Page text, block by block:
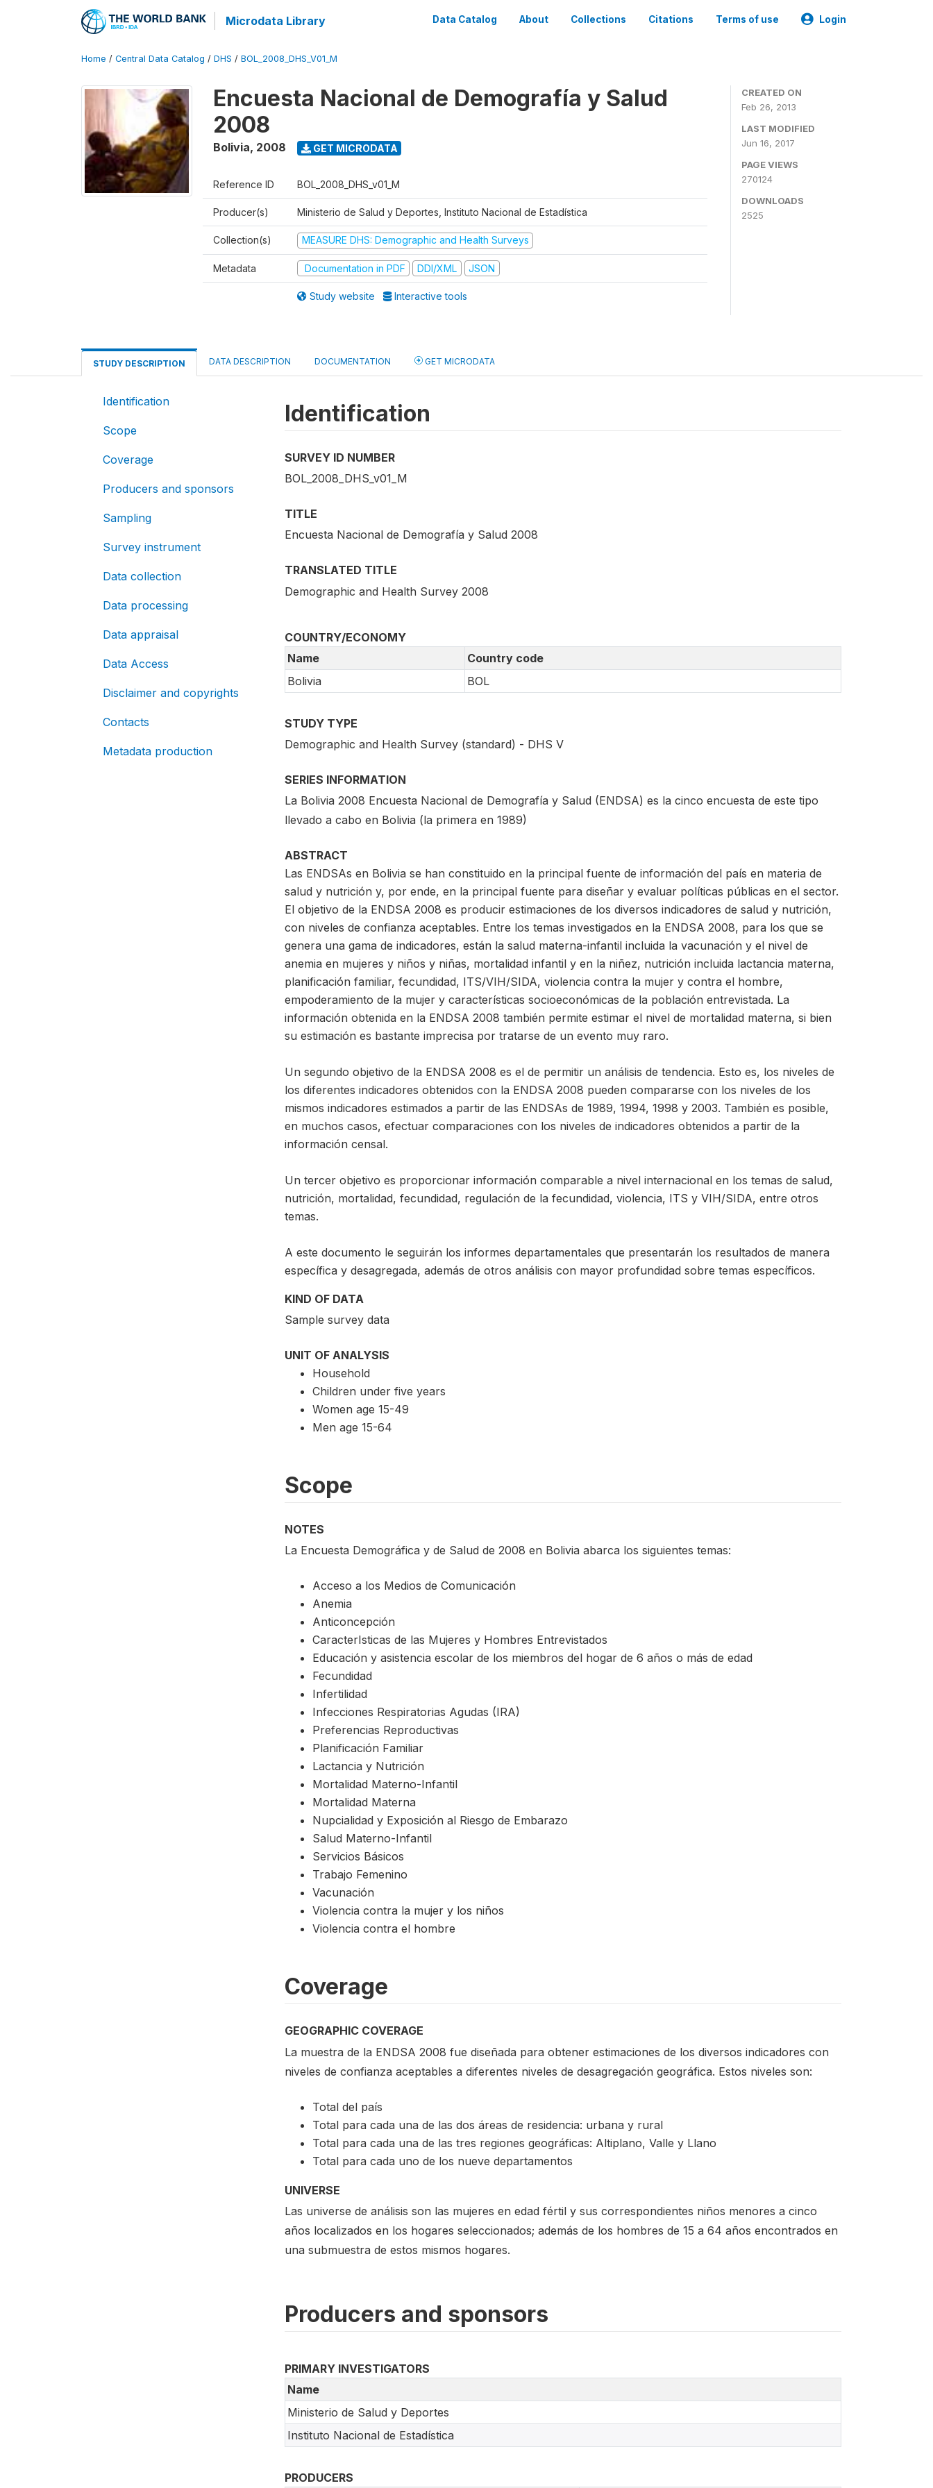
Microdata Library Data Catalog About Collections Citations Terms of use Login
Home / Central Data Catalog / DHS / BOL_2008_DHS_V01_M
Encuesta Nacional de Demografía y Salud
2008
Bolivia, 2008 GET MICRODATA
Reference ID BOL_2008_DHS_v01_M
Producer(s) Ministerio de Salud y Deportes, Instituto Nacional de Estadística
Collection(s) MEASURE DHS: Demographic and Health Surveys
Metadata Documentation in PDF DDI/XML JSON
Study website Interactive tools
CREATED ON
Feb 26, 2013
LAST MODIFIED
Jun 16, 2017
PAGE VIEWS
270124
DOWNLOADS
2525
STUDY DESCRIPTION DATA DESCRIPTION DOCUMENTATION GET MICRODATA
Identification
Scope
Coverage
Producers and sponsors
Sampling
Survey instrument
Data collection
Data processing
Data appraisal
Data Access
Disclaimer and copyrights
Contacts
Metadata production
Identification
SURVEY ID NUMBER
BOL_2008_DHS_v01_M
TITLE
Encuesta Nacional de Demografía y Salud 2008
TRANSLATED TITLE
Demographic and Health Survey 2008
COUNTRY/ECONOMY
Name
Country code
Bolivia
BOL
STUDY TYPE
Demographic and Health Survey (standard) - DHS V
SERIES INFORMATION
La Bolivia 2008 Encuesta Nacional de Demografía y Salud (ENDSA) es la cinco encuesta de este tipo
llevado a cabo en Bolivia (la primera en 1989)
ABSTRACT
Las ENDSAs en Bolivia se han constituido en la principal fuente de información del país en materia de
salud y nutrición y, por ende, en la principal fuente para diseñar y evaluar políticas públicas en el sector.
El objetivo de la ENDSA 2008 es producir estimaciones de los diversos indicadores de salud y nutrición,
con niveles de confianza aceptables. Entre los temas investigados en la ENDSA 2008, para los que se
genera una gama de indicadores, están la salud materna-infantil incluida la vacunación y el nivel de
anemia en mujeres y niños y niñas, mortalidad infantil y en la niñez, nutrición incluida lactancia materna,
planificación familiar, fecundidad, ITS/VIH/SIDA, violencia contra la mujer y contra el hombre,
empoderamiento de la mujer y características socioeconómicas de la población entrevistada. La
información obtenida en la ENDSA 2008 también permite estimar el nivel de mortalidad materna, si bien
su estimación es bastante imprecisa por tratarse de un evento muy raro.
Un segundo objetivo de la ENDSA 2008 es el de permitir un análisis de tendencia. Esto es, los niveles de
los diferentes indicadores obtenidos con la ENDSA 2008 pueden compararse con los niveles de los
mismos indicadores estimados a partir de las ENDSAs de 1989, 1994, 1998 y 2003. También es posible,
en muchos casos, efectuar comparaciones con los niveles de indicadores obtenidos a partir de la
información censal.
Un tercer objetivo es proporcionar información comparable a nivel internacional en los temas de salud,
nutrición, mortalidad, fecundidad, regulación de la fecundidad, violencia, ITS y VIH/SIDA, entre otros
temas.
A este documento le seguirán los informes departamentales que presentarán los resultados de manera
específica y desagregada, además de otros análisis con mayor profundidad sobre temas específicos.
KIND OF DATA
Sample survey data
UNIT OF ANALYSIS
Household
Children under five years
Women age 15-49
Men age 15-64
Scope
NOTES
La Encuesta Demográfica y de Salud de 2008 en Bolivia abarca los siguientes temas:
Acceso a los Medios de Comunicación
Anemia
Anticoncepción
CaracterIsticas de las Mujeres y Hombres Entrevistados
Educación y asistencia escolar de los miembros del hogar de 6 años o más de edad
Fecundidad
Infertilidad
Infecciones Respiratorias Agudas (IRA)
Preferencias Reproductivas
Planificación Familiar
Lactancia y Nutrición
Mortalidad Materno-Infantil
Mortalidad Materna
Nupcialidad y Exposición al Riesgo de Embarazo
Salud Materno-Infantil
Servicios Básicos
Trabajo Femenino
Vacunación
Violencia contra la mujer y los niños
Violencia contra el hombre
Coverage
GEOGRAPHIC COVERAGE
La muestra de la ENDSA 2008 fue diseñada para obtener estimaciones de los diversos indicadores con
niveles de confianza aceptables a diferentes niveles de desagregación geográfica. Estos niveles son:
Total del país
Total para cada una de las dos áreas de residencia: urbana y rural
Total para cada una de las tres regiones geográficas: Altiplano, Valle y Llano
Total para cada uno de los nueve departamentos
UNIVERSE
Las universe de análisis son las mujeres en edad fértil y sus correspondientes niños menores a cinco
años localizados en los hogares seleccionados; además de los hombres de 15 a 64 años encontrados en
una submuestra de estos mismos hogares.
Producers and sponsors
PRIMARY INVESTIGATORS
Name
Ministerio de Salud y Deportes
Instituto Nacional de Estadística
PRODUCERS